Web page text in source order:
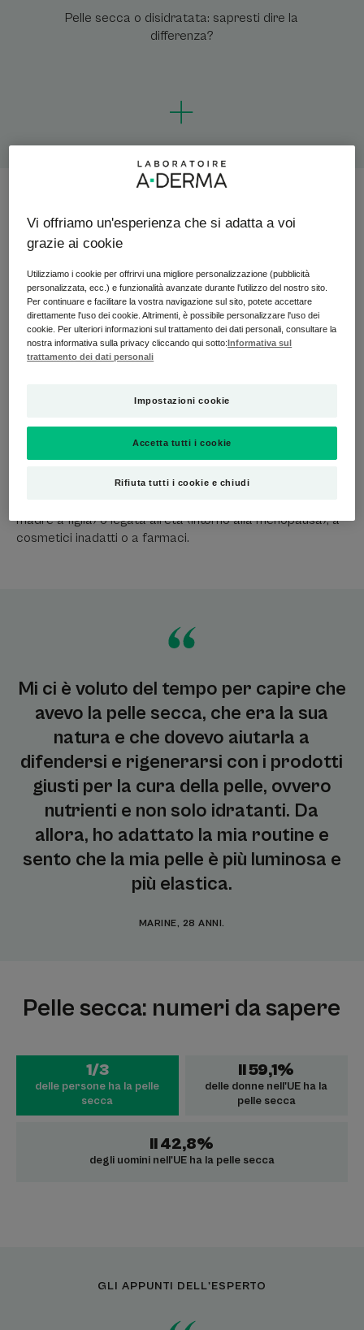
Pelle secca o disidratata: sapresti dire la
differenza?
L’essenziale, in sintesi:
Cosa si vede, cosa si avverte :sensazione di pelle che
tira, zone desquamate, piccole rughe su alcune aree del
viso.
Cosa succede:La pelle secca o molto secca ha una
carenza di lipidi nell'epidermide (strato superiore della
idrolipidico. La pelle non è protetta correttamente; la sua
conseguenze? Da un lato, la pelle non trattiene l'acqua e si
disidrata. Dall’altro, è più vulnerabile alle aggressioni
madre a figlia) o legata all'età (intorno alla menopausa), a
cosmetici inadatti o a farmaci.
Mi ci è voluto del tempo per capire che
avevo la pelle secca, che era la sua
natura e che dovevo aiutarla a
difendersi e rigenerarsi con i prodotti
giusti per la cura della pelle, ovvero
nutrienti e non solo idratanti. Da
allora, ho adattato la mia routine e
sento che la mia pelle è più luminosa e
più elastica.
MARINE, 28 ANNI.
Pelle secca: numeri da sapere
1/3
delle persone ha la pelle
secca
Il 59,1%
delle donne nell'UE ha la
pelle secca
Il 42,8%
degli uomini nell'UE ha la pelle secca
GLI APPUNTI DELL'ESPERTO
Vi offriamo un'esperienza che si adatta a voi
grazie ai cookie
Utilizziamo i cookie per offrirvi una migliore personalizzazione (pubblicità
personalizzata, ecc.) e funzionalità avanzate durante l'utilizzo del nostro sito.
Per continuare e facilitare la vostra navigazione sul sito, potete accettare
direttamente l'uso dei cookie. Altrimenti, è possibile personalizzare l'uso dei
cookie. Per ulteriori informazioni sul trattamento dei dati personali, consultare la
nostra informativa sulla privacy cliccando qui sotto:Informativa sul
trattamento dei dati personali
Impostazioni cookie
Rifiuta tutti i cookie e chiudi
Accetta tutti i cookie